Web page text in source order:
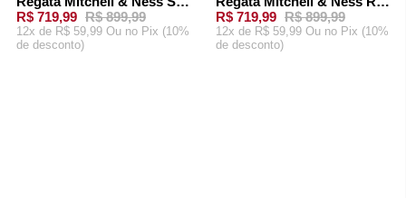
-20%
R$ 719,99 R$ 899,99
12x de R$ 59,99 Ou no Pix (10%
de desconto)
-20%
R$ 719,99 R$ 899,99
12x de R$ 59,99 Ou no Pix (10%
de desconto)